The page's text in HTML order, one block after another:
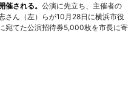
される。 公演に先立ち、主催者の
さん（左）らが10月28日に横浜市役
宛てた公演招待券5,000枚を市長に寄